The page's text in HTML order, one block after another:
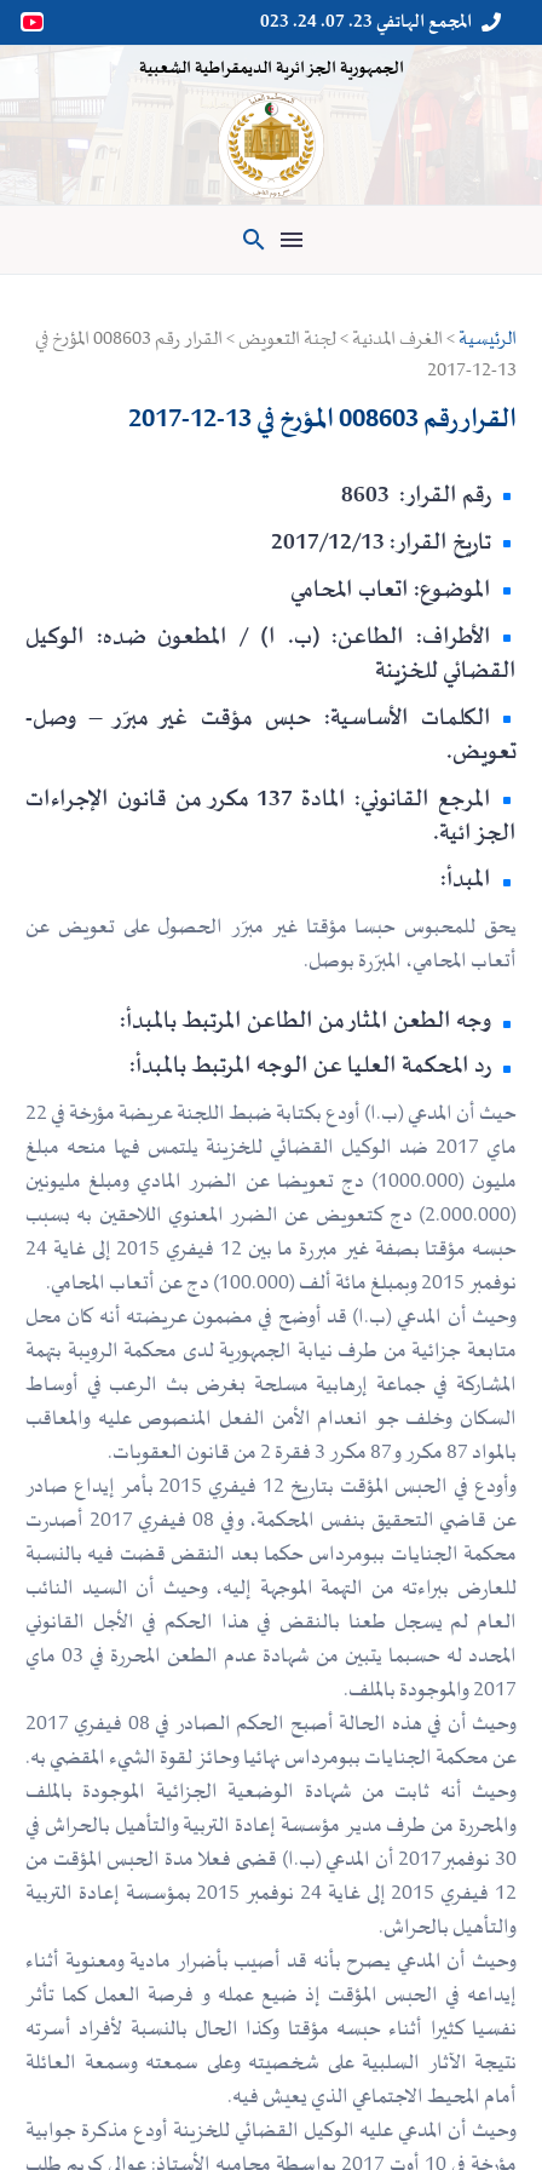

 المجمع الهاتفي 23. 07. 24. 023
الجمهورية الجزائرية الديمقراطية الشعبية

الرئيسية
> الغرف المدنية > لجنة التعويض > القرار رقم 008603 المؤرخ في
13-12-2017
القرار رقم 008603 المؤرخ في 13-12-2017
رقم القرار: 8603
تاريخ القرار: 2017/12/13
الموضوع: اتعاب المحامي
الأطراف: الطاعن: (ب. ا) / المطعون ضده: الوكيل
القضائي للخزينة
الكلمات الأساسية: حبس مؤقت غير مبرّر – وصل-
تعويض.
المرجع القانوني: المادة 137 مكرر من قانون الإجراءات
الجزائية.
المبدأ:
يحق للمحبوس حبسا مؤقتا غير مبرّر الحصول على تعويض عن
أتعاب المحامي، المبرّرة بوصل.
وجه الطعن المثار من الطاعن المرتبط بالمبدأ:
رد المحكمة العليا عن الوجه المرتبط بالمبدأ:
حيث أن المدعي (ب.ا) أودع بكتابة ضبط اللجنة عريضة مؤرخة في 22
ماي 2017 ضد الوكيل القضائي للخزينة يلتمس فيها منحه مبلغ
مليون (1000.000) دج تعويضا عن الضرر المادي ومبلغ مليونين
(2.000.000) دج كتعويض عن الضرر المعنوي اللاحقين به بسبب
حبسه مؤقتا بصفة غير مبررة ما بين 12 فيفري 2015 إلى غاية 24
نوفمبر 2015 وبمبلغ مائة ألف (100.000) دج عن أتعاب المحامي.
وحيث أن المدعي (ب.ا) قد أوضح في مضمون عريضته أنه كان محل
متابعة جزائية من طرف نيابة الجمهورية لدى محكمة الرويبة بتهمة
المشاركة في جماعة إرهابية مسلحة بغرض بث الرعب في أوساط
السكان وخلف جو انعدام الأمن الفعل المنصوص عليه والمعاقب
بالمواد 87 مكرر و87 مكرر 3 فقرة 2 من قانون العقوبات.
وأودع في الحبس المؤقت بتاريخ 12 فيفري 2015 بأمر إيداع صادر
عن قاضي التحقيق بنفس المحكمة، وفي 08 فيفري 2017 أصدرت
محكمة الجنايات ببومرداس حكما بعد النقض قضت فيه بالنسبة
للعارض ببراءته من التهمة الموجهة إليه، وحيث أن السيد النائب
العام لم يسجل طعنا بالنقض في هذا الحكم في الأجل القانوني
المحدد له حسبما يتبين من شهادة عدم الطعن المحررة في 03 ماي
2017 والموجودة بالملف.
وحيث أن في هذه الحالة أصبح الحكم الصادر في 08 فيفري 2017
عن محكمة الجنايات ببومرداس نهائيا وحائز لقوة الشيء المقضي به.
وحيث أنه ثابت من شهادة الوضعية الجزائية الموجودة بالملف
والمحررة من طرف مدير مؤسسة إعادة التربية والتأهيل بالحراش في
30 نوفمبر2017 أن المدعي (ب.ا) قضى فعلا مدة الحبس المؤقت من
12 فيفري 2015 إلى غاية 24 نوفمبر 2015 بمؤسسة إعادة التربية
والتأهيل بالحراش.
وحيث أن المدعي يصرح بأنه قد أصيب بأضرار مادية ومعنوية أثناء
إيداعه في الحبس المؤقت إذ ضيع عمله و فرصة العمل كما تأثر
نفسيا كثيرا أثناء حبسه مؤقتا وكذا الحال بالنسبة لأفراد أسرته
نتيجة الآثار السلبية على شخصيته وعلى سمعته وسمعة العائلة
أمام المحيط الاجتماعي الذي يعيش فيه.
وحيث أن المدعي عليه الوكيل القضائي للخزينة أودع مذكرة جوابية